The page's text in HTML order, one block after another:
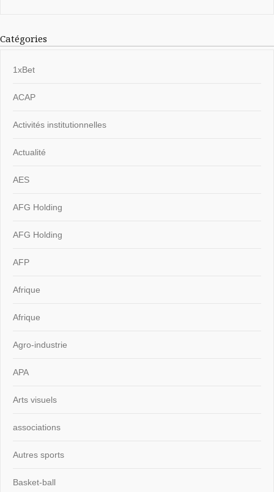
Catégories
1xBet
ACAP
Activités institutionnelles
Actualité
AES
AFG Holding
AFG Holding
AFP
Afrique
Afrique
Agro-industrie
APA
Arts visuels
associations
Autres sports
Basket-ball